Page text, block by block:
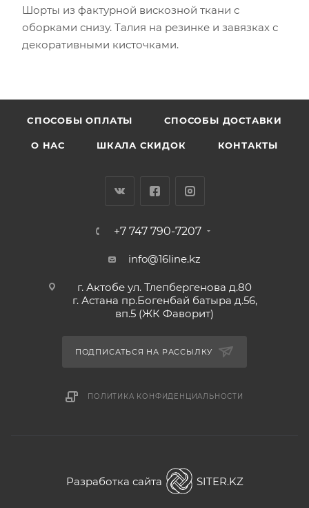
Шорты из фактурной вискозной ткани с
оборками снизу. Талия на резинке и завязках с
декоративными кисточками.
CПОСОБЫ ОПЛАТЫ СПОСОБЫ ДОСТАВКИ
О НАС ШКАЛА СКИДОК КОНТАКТЫ
+7 747 790-7207
info@16line.kz
г. Актобе ул. Тлепбергенова д.80
г. Астана пр.Богенбай батыра д.56,
вп.5 (ЖК Фаворит)
ПОДПИСАТЬСЯ НА РАССЫЛКУ
ПОЛИТИКА КОНФИДЕНЦИАЛЬНОСТИ
Разработка сайта SITER.KZ